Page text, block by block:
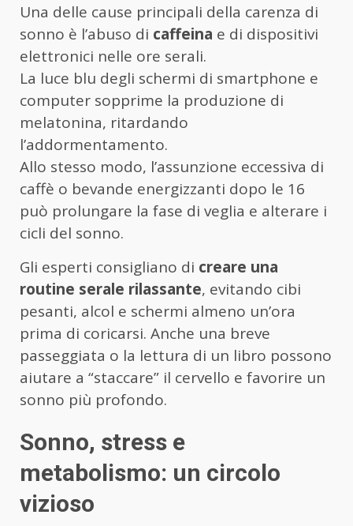
Una delle cause principali della carenza di
sonno è l’abuso di caffeina e di dispositivi
elettronici nelle ore serali.
La luce blu degli schermi di smartphone e
computer sopprime la produzione di
melatonina, ritardando
l’addormentamento.
Allo stesso modo, l’assunzione eccessiva di
caffè o bevande energizzanti dopo le 16
può prolungare la fase di veglia e alterare i
cicli del sonno.
Gli esperti consigliano di creare una
routine serale rilassante, evitando cibi
pesanti, alcol e schermi almeno un’ora
prima di coricarsi. Anche una breve
passeggiata o la lettura di un libro possono
aiutare a “staccare” il cervello e favorire un
sonno più profondo.
Sonno, stress e
metabolismo: un circolo
vizioso